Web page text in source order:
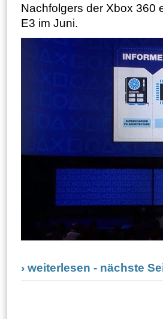
Nachfolgers der Xbox 360
E3 im Juni.
› weiterlesen - nächste